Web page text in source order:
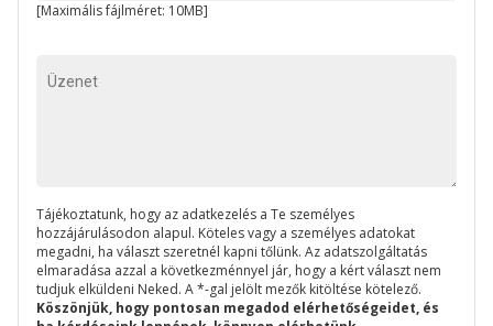
[Maximális fájlméret: 10MB]
Tájékoztatunk, hogy az adatkezelés a Te személyes
hozzájárulásodon alapul. Köteles vagy a személyes adatokat
megadni, ha választ szeretnél kapni tőlünk. Az adatszolgáltatás
elmaradása azzal a következménnyel jár, hogy a kért választ nem
tudjuk elküldeni Neked. A *-gal jelölt mezők kitöltése kötelező.
Köszönjük, hogy pontosan megadod elérhetőségeidet, és